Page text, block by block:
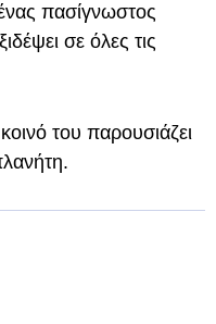
ένας πασίγνωστος
σε όλες τις
του παρουσιάζει